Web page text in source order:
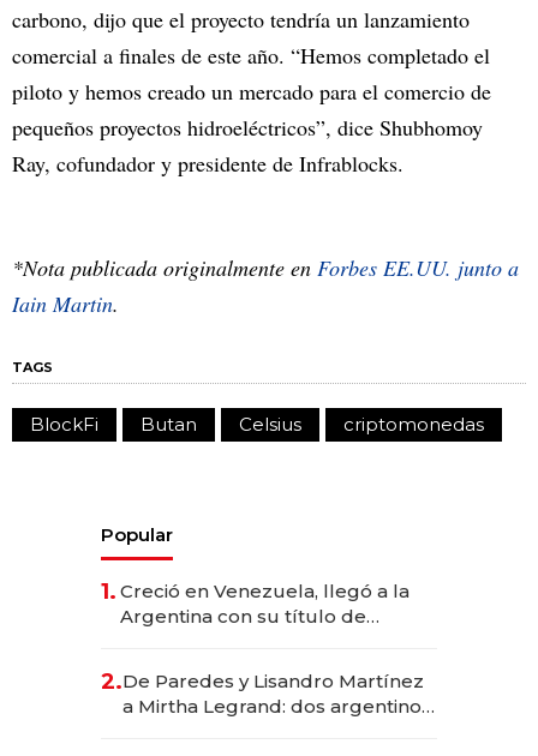
carbono, dijo que el proyecto tendría un lanzamiento
comercial a finales de este año. “Hemos completado el
piloto y hemos creado un mercado para el comercio de
pequeños proyectos hidroeléctricos”, dice Shubhomoy
Ray, cofundador y presidente de Infrablocks.
*Nota publicada originalmente en Forbes EE.UU. junto a
Iain Martin.
TAGS
BlockFi Butan Celsius criptomonedas
Popular
1. Creció en Venezuela, llegó a la
Argentina con su título de
las marcas "fast premium"
2.De Paredes y Lisandro Martínez
a Mirtha Legrand: dos argentinos